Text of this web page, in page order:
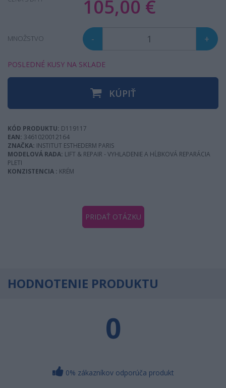
105,00 €
MNOŽSTVO - +
POSLEDNÉ KUSY NA SKLADE
KÚPIŤ
KÓD PRODUKTU: D119117
EAN: 3461020012164
ZNAČKA: INSTITUT ESTHEDERM PARIS
MODELOVÁ RADA: LIFT & REPAIR - VYHLADENIE A HĹBKOVÁ REPARÁCIA
PLETI
KONZISTENCIA : KRÉM
PRIDAŤ OTÁZKU
HODNOTENIE PRODUKTU
0
0% zákazníkov odporúča produkt